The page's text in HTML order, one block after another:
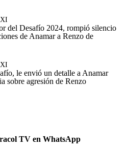
del Desafío 2024, rompió silencio
de Anamar a Renzo de
le envió un detalle a Anamar
sobre agresión de Renzo
TV en WhatsApp